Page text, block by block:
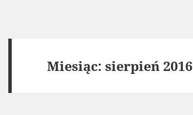
Miesiąc:sierpień 2016